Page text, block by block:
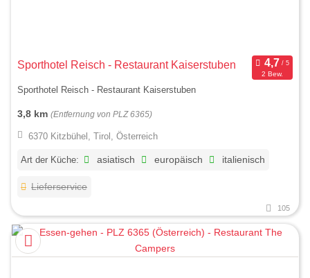
Sporthotel Reisch - Restaurant Kaiserstuben
2 Bew.
Sporthotel Reisch - Restaurant Kaiserstuben
3,8 km (Entfernung von PLZ 6365)
6370 Kitzbühel, Tirol, Österreich
Art der Küche: asiatisch europäisch italienisch
Lieferservice
105